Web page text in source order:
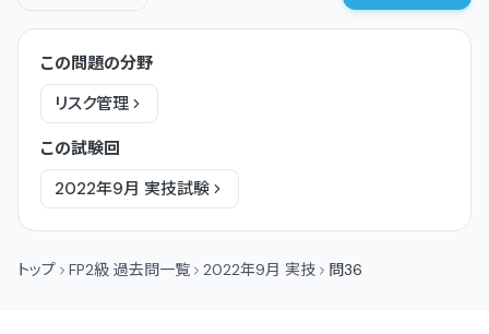
この問題の分野
リスク管理
この試験回
2022年9月 実技試験
トップ FP2級 過去問一覧 2022年9月 実技 問36